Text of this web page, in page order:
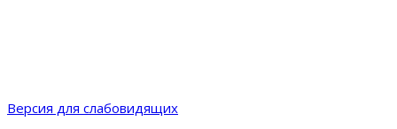
Версия для слабовидящих